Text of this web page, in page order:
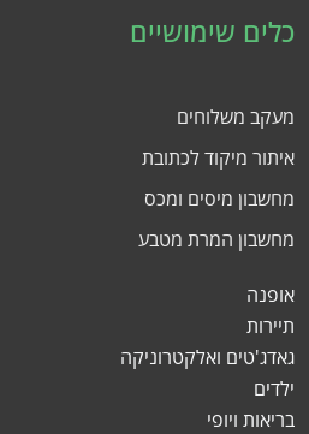
כלים שימושיים
מעקב משלוחים
איתור מיקוד לכתובת
מחשבון מיסים ומכס
מחשבון המרת מטבע
אופנה
תיירות
גאדג'טים ואלקטרוניקה
ילדים
בריאות ויופי